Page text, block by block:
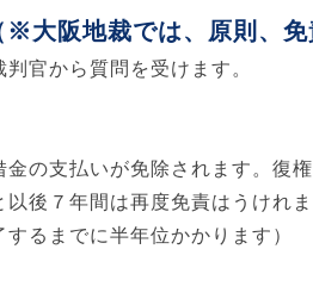
※大阪地裁では、原則、
官から質問を受けます。
金の支払いが免除されます。復
以後７年間は再度免責はうけれ
するまでに半年位かかります）